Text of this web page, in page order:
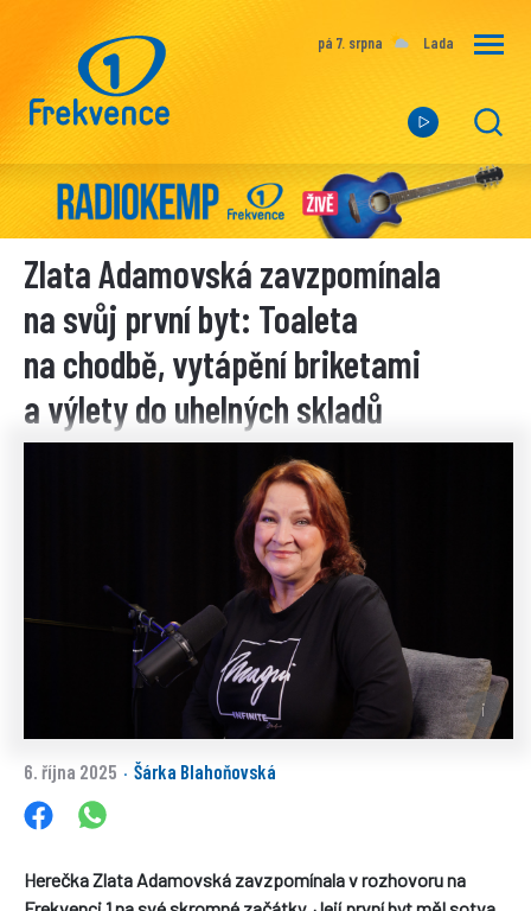
pá 7. srpna Lada
Zlata Adamovská zavzpomínala
na svůj první byt: Toaleta
na chodbě, vytápění briketami
a výlety do uhelných skladů
6. října 2025 · Šárka Blahoňovská
Herečka Zlata Adamovská zavzpomínala v rozhovoru na